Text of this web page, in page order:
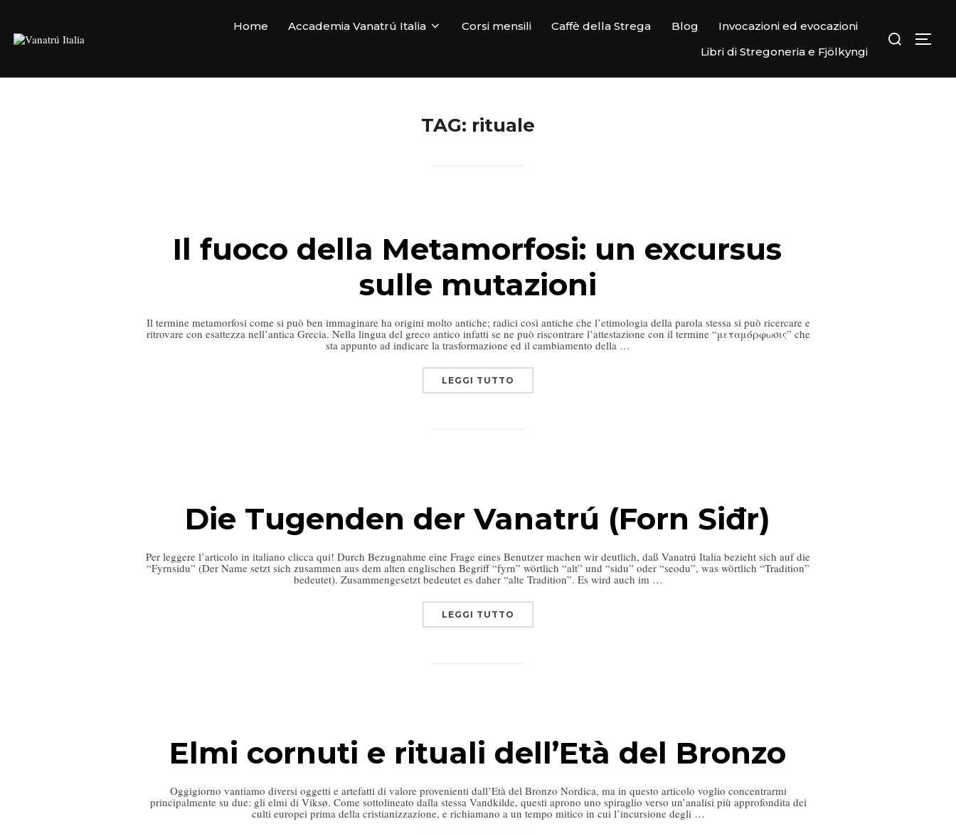
Home Accademia Vanatrú Italia Corsi mensili Caffè della Strega Blog
Invocazioni ed evocazioni
Libri di Stregoneria e Fjölkyngi
TAG: rituale
Il fuoco della Metamorfosi: un excursus
sulle mutazioni
Il termine metamorfosi come si può ben immaginare ha origini molto antiche; radici così antiche che l’etimologia della parola stessa si può ricercare e
ritrovare con esattezza nell’antica Grecia. Nella lingua del greco antico infatti se ne può riscontrare l’attestazione con il termine “μεταμόρφωσις” che
sta appunto ad indicare la trasformazione ed il cambiamento della …
LEGGI TUTTO
Die Tugenden der Vanatrú (Forn Siđr)
Per leggere l’articolo in italiano clicca qui! Durch Bezugnahme eine Frage eines Benutzer machen wir deutlich, daß Vanatrú Italia bezieht sich auf die
“Fyrnsidu” (Der Name setzt sich zusammen aus dem alten englischen Begriff “fyrn” wörtlich “alt” und “sidu” oder “seodu”, was wörtlich “Tradition”
bedeutet). Zusammengesetzt bedeutet es daher “alte Tradition”. Es wird auch im …
LEGGI TUTTO
Elmi cornuti e rituali dell’Età del Bronzo
Oggigiorno vantiamo diversi oggetti e artefatti di valore provenienti dall’Età del Bronzo Nordica, ma in questo articolo voglio concentrarmi
principalmente su due: gli elmi di Viksø. Come sottolineato dalla stessa Vandkilde, questi aprono uno spiraglio verso un’analisi più approfondita dei
culti europei prima della cristianizzazione, e richiamano a un tempo mitico in cui l’incursione degli …